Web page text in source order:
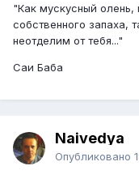
"Как мускусный
собственного запаха,
неотделим от тебя..."
Саи Баба
Naivedya
Опубликовано